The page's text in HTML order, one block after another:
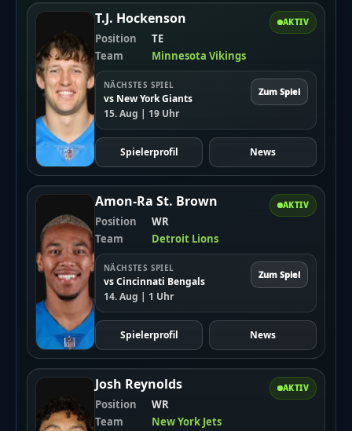
north-bold-predictions-nfl-saison-2022"}
AKTIV
T.J. Hockenson
Position
TE
Team
Minnesota Vikings
NÄCHSTES SPIEL
vs New York Giants
15. Aug | 19 Uhr
Zum Spiel
Spielerprofil News
AKTIV
Amon-Ra St. Brown
Position
WR
Team
Detroit Lions
NÄCHSTES SPIEL
vs Cincinnati Bengals
14. Aug | 1 Uhr
Zum Spiel
Spielerprofil News
AKTIV
Josh Reynolds
Position
WR
Team
New York Jets